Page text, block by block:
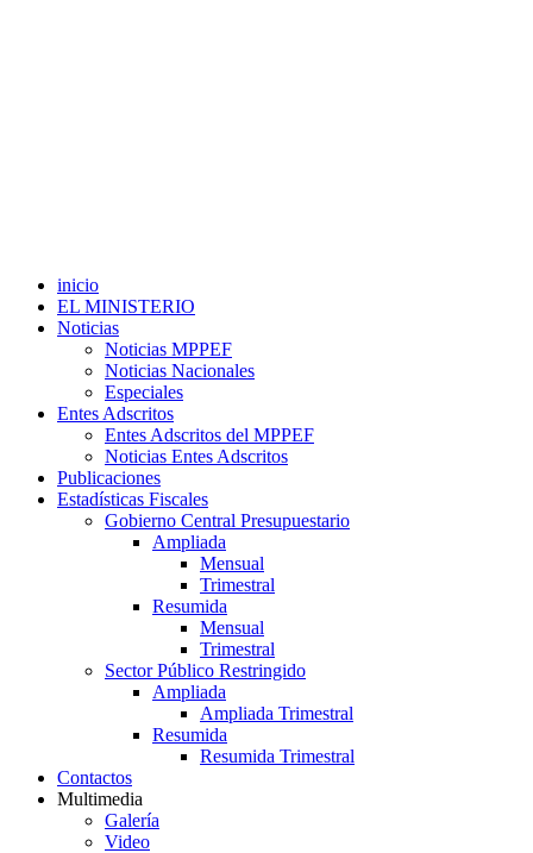
inicio
EL MINISTERIO
Noticias
Noticias MPPEF
Noticias Nacionales
Especiales
Entes Adscritos
Entes Adscritos del MPPEF
Noticias Entes Adscritos
Publicaciones
Estadísticas Fiscales
Gobierno Central Presupuestario
Ampliada
Mensual
Trimestral
Resumida
Mensual
Trimestral
Sector Público Restringido
Ampliada
Ampliada Trimestral
Resumida
Resumida Trimestral
Contactos
Multimedia
Galería
Video